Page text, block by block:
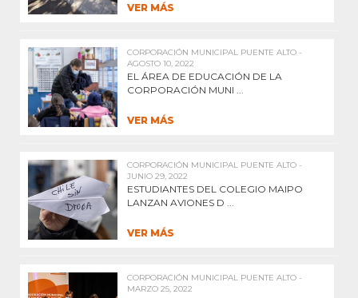
VER MÁS
CORPORACIÓN MUNICIPAL PUENTE ALTO -
AGOSTO 10, 2022
EL ÁREA DE EDUCACIÓN DE LA
CORPORACIÓN MUNI ...
VER MÁS
CORPORACIÓN MUNICIPAL PUENTE ALTO -
JUNIO 29, 2022
ESTUDIANTES DEL COLEGIO MAIPO
LANZAN AVIONES D ...
VER MÁS
CORPORACIÓN MUNICIPAL PUENTE ALTO -
MARZO 25, 2022